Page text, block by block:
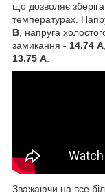
що дозволяє
температурах.
В, напруга
замикання - 14.74 А
13.75 А.
Зважаючи на все